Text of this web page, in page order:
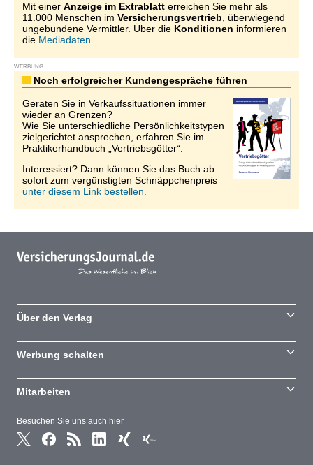
Mit einer Anzeige im Extrablatt erreichen Sie mehr als
11.000 Menschen im Versicherungsvertrieb , überwiegend
ungebundene Vermittler. Über die Konditionen informieren
die Mediadaten
WERBUNG
Noch erfolgreicher Kundengespräche führen
Geraten Sie in Verkaufssituationen immer
wieder an Grenzen?
Wie Sie unterschiedliche Persönlichkeitstypen
zielgerichtet ansprechen, erfahren Sie im
Praktikerhandbuch „Vertriebsgötter“.
Interessiert? Dann können Sie das Buch ab
sofort zum vergünstigten Schnäppchenpreis
unter diesem Link bestellen.
Besuchen Sie uns auch hier
Über den Verlag
Werbung schalten
Mitarbeiten